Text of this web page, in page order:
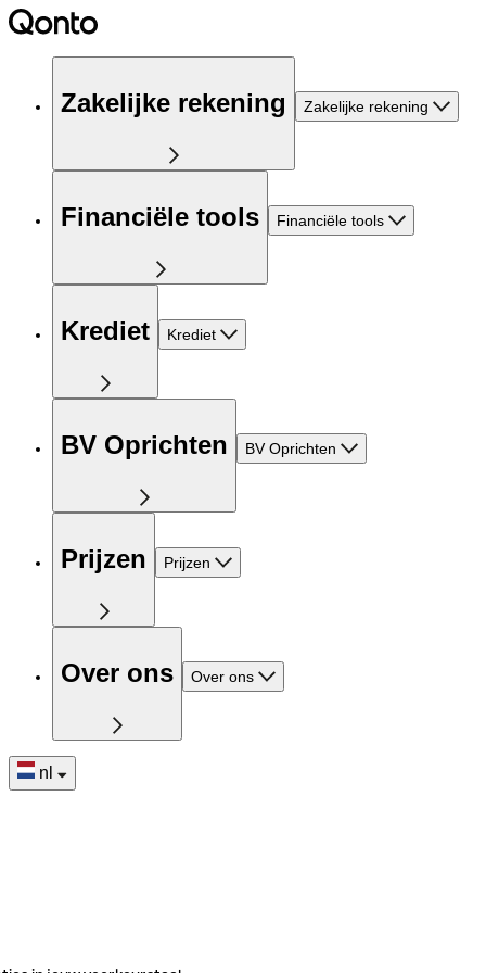
Zakelijke rekening Zakelijke rekening
Financiële tools Financiële tools
Krediet Krediet
BV Oprichten BV Oprichten
Prijzen Prijzen
Over ons Over ons
nl